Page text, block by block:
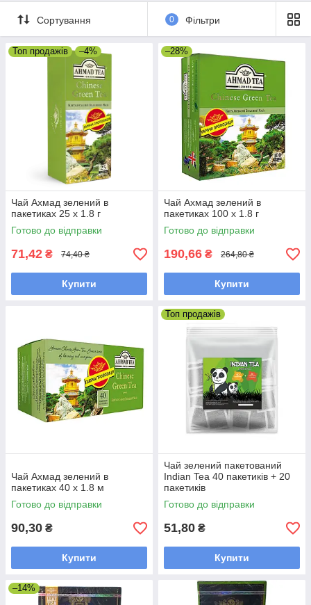
ароматних трав, фруктів, ягід.
Не можете підібрати потрібний варіант зеленого
пакетованого чаю?
Напишіть нам Viber або Telegram, і наші менеджери з
радістю допоможуть Вам.
Сортування 0 Фільтри
Топ продажів –4%
Чай Ахмад зелений в
пакетиках 25 x 1.8 г
Готово до відправки
71,42 ₴ 74,40 ₴
Купити
–28%
Чай Ахмад зелений в
пакетиках 100 x 1.8 г
Готово до відправки
190,66 ₴ 264,80 ₴
Купити
Чай Ахмад зелений в
пакетиках 40 x 1.8 м
Готово до відправки
90,30 ₴
Купити
Топ продажів
Чай зелений пакетований
Indian Tea 40 пакетиків + 20
пакетиків
Готово до відправки
51,80 ₴
Купити
–14%